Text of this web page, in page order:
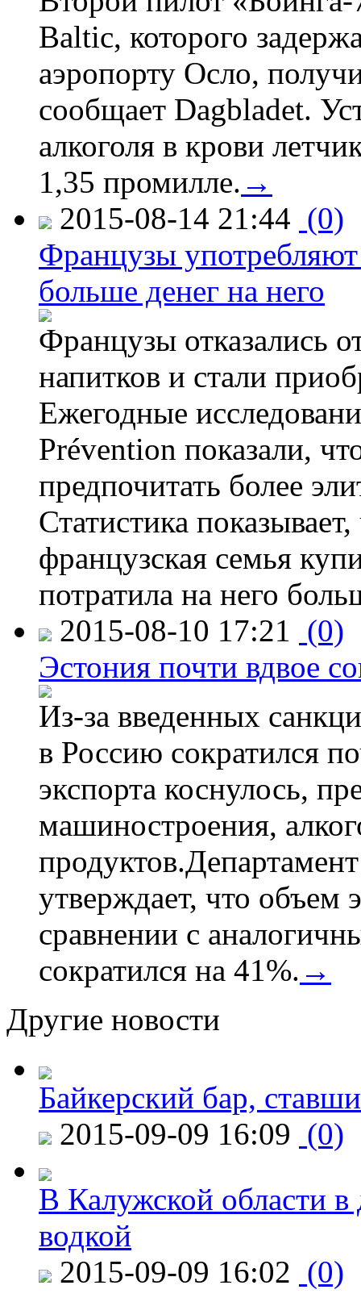
Baltic, которого
аэропорту Осло,
сообщает Dagbladet.
алкоголя в крови
1,35 промилле. →
2015-08-14 21:44 (0)
Французы
больше денег на него
Французы отказались
напитков и стали
Ежегодные
Prévention показали,
предпочитать более
Статистика
французская семья
потратила на него
2015-08-10 17:21 (0)
Эстония почти вдвое
Из-за введенных
в Россию сократился
экспорта коснулось,
машиностроения,
утверждает, что объем
сравнении с
сократился на 41%. →
Другие новости
Байкерский бар,
2015-09-09 16:09 (0)
В Калужской области в
водкой
2015-09-09 16:02 (0)